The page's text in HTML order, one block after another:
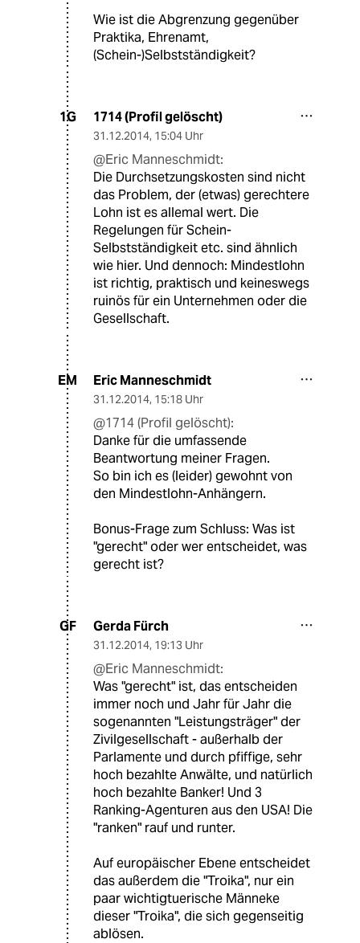
Wie ist die Abgrenzung gegenüber
Praktika, Ehrenamt,
(Schein-)Selbstständigkeit?
1G 1714 (Profil gelöscht)
31.12.2014, 15:04 Uhr
@Eric Manneschmidt:
Die Durchsetzungskosten sind nicht
das Problem, der (etwas) gerechtere
Lohn ist es allemal wert. Die
Regelungen für Schein-
Selbstständigkeit etc. sind ähnlich
wie hier. Und dennoch: Mindestlohn
ist richtig, praktisch und keineswegs
ruinös für ein Unternehmen oder die
Gesellschaft.
EM Eric Manneschmidt
31.12.2014, 15:18 Uhr
@1714 (Profil gelöscht):
Danke für die umfassende
Beantwortung meiner Fragen.
So bin ich es (leider) gewohnt von
den Mindestlohn-Anhängern.
Bonus-Frage zum Schluss: Was ist
"gerecht" oder wer entscheidet, was
gerecht ist?
GF Gerda Fürch
31.12.2014, 19:13 Uhr
@Eric Manneschmidt:
Was "gerecht" ist, das entscheiden
immer noch und Jahr für Jahr die
sogenannten "Leistungsträger" der
Zivilgesellschaft - außerhalb der
Parlamente und durch pfiffige, sehr
hoch bezahlte Anwälte, und natürlich
hoch bezahlte Banker! Und 3
Ranking-Agenturen aus den USA! Die
"ranken" rauf und runter.
Auf europäischer Ebene entscheidet
das außerdem die "Troika", nur ein
paar wichtigtuerische Männeke
dieser "Troika", die sich gegenseitig
ablösen.